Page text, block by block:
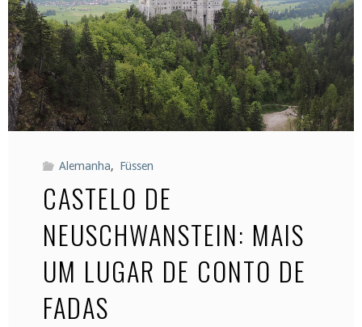
Alemanha, Füssen
CASTELO DE
NEUSCHWANSTEIN: MAIS
UM LUGAR DE CONTO DE
FADAS